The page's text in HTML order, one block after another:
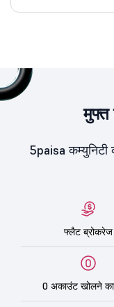
मुफ्त
5paisa कम्युनिटी
फ्लैट ब्रोकरेज
0 अकाउंट खोलने